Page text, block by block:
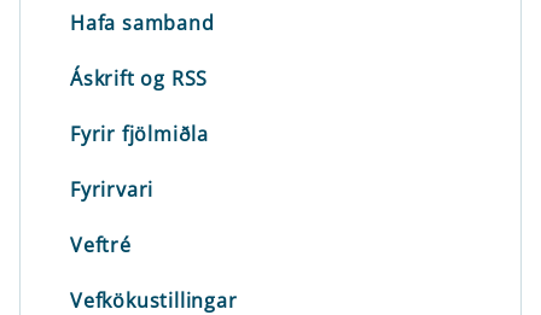
Hafa samband
Áskrift og RSS
Fyrir fjölmiðla
Fyrirvari
Veftré
Vefkökustillingar